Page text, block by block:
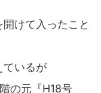
けて入ったこと
ているが
の元『H18号